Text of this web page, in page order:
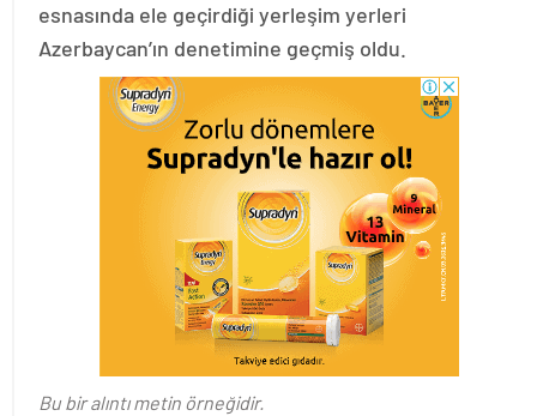
esnasında ele geçirdiği yerleşim yerleri
Azerbaycan’ın denetimine geçmiş oldu.
Bu bir alıntı metin örneğidir.